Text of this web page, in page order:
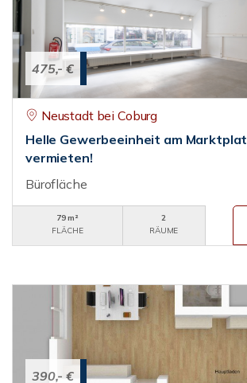
475,- €
Neustadt bei Coburg
Helle Gewerbeeinheit am
vermieten!
Bürofläche
79 m²
FLÄCHE
2
RÄUME
390,- €